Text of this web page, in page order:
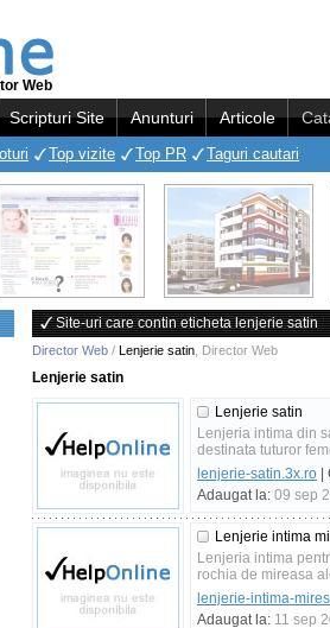
Web
Scripturi Site Anunturi Articole
Top vizite Top PR Taguri cautari
Site-uri care contin eticheta lenjerie satin
Director Web / Lenjerie satin Director Web
Lenjerie satin
Lenjerie satin
Lenjeria intima din
destinata tuturor
lenjerie-satin.3x.ro
Adaugat la: 09 sep
Lenjerie intima
Lenjeria intima
rochia de mireasa
lenjerie-intima-
Adaugat la: 11 sep